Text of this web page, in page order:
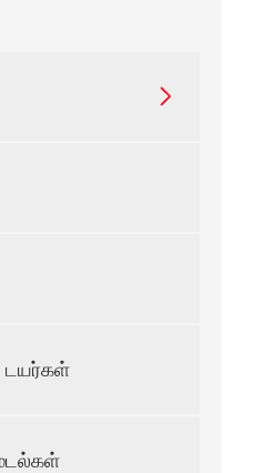

டயர்கள்